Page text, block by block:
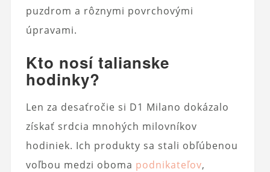
puzdrom a rôznymi povrchovými
úpravami.
Kto nosí talianske
hodinky?
Len za desaťročie si D1 Milano dokázalo
získať srdcia mnohých milovníkov
hodiniek. Ich produkty sa stali obľúbenou
voľbou medzi oboma podnikateľov,